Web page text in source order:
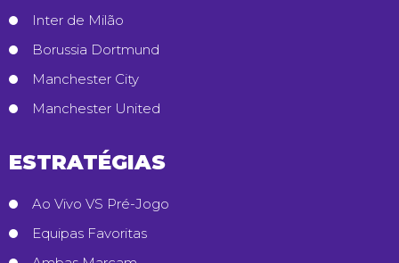
Inter de Milão
Borussia Dortmund
Manchester City
Manchester United
ESTRATÉGIAS
Ao Vivo VS Pré-Jogo
Equipas Favoritas